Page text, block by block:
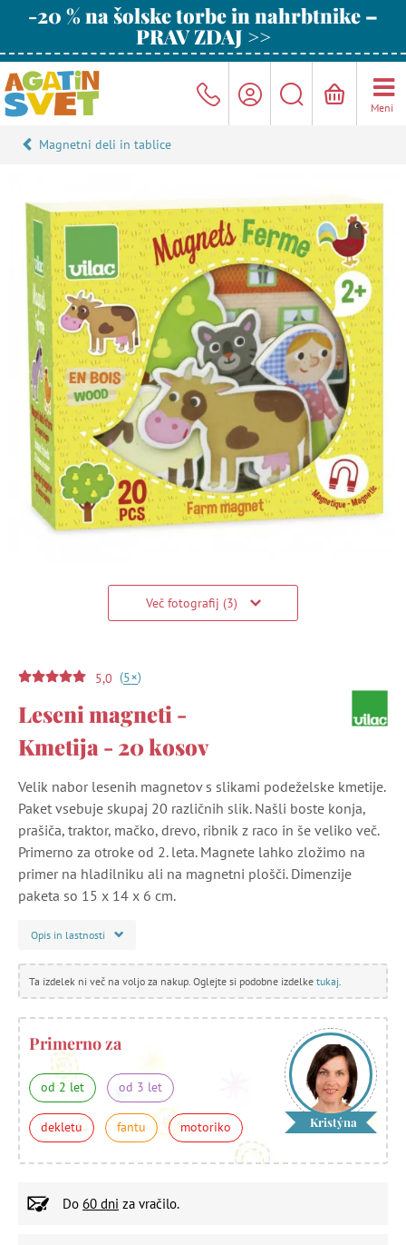
-20 % na šolske torbe in nahrbtnike –
PRAV ZDAJ >>
Meni
Magnetni deli in tablice
Več fotografij (3)
5,0 (5+)
Leseni magneti -
Kmetija - 20 kosov
Velik nabor lesenih magnetov s slikami podeželske kmetije.
Paket vsebuje skupaj 20 različnih slik. Našli boste konja,
prašiča, traktor, mačko, drevo, ribnik z raco in še veliko več.
Primerno za otroke od 2. leta. Magnete lahko zložimo na
primer na hladilniku ali na magnetni plošči. Dimenzije
paketa so 15 x 14 x 6 cm.
Opis in lastnosti
Ta izdelek ni več na voljo za nakup. Oglejte si podobne izdelke tukaj
Primerno za
od 2 let od 3 let
dekletu fantu motoriko Kristýna
Do 60 dni za vračilo.